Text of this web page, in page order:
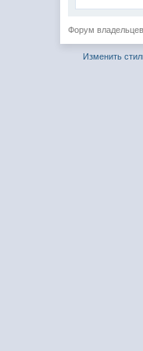
Форум
Изменить